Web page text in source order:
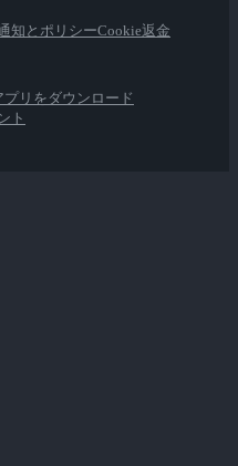
知とポリシーCookie返金
プリをダウンロード
ト